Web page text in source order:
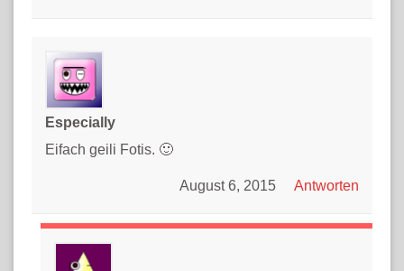
Especially
Eifach geili Fotis. 🙂
Antworten
August 6, 2015